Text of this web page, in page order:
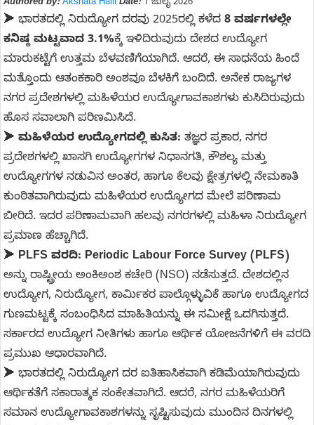
Authored by: Akshata Halli Date:1 ಜುಲೈ 2026
➤ ಭಾರತದಲ್ಲಿ ನಿರುದ್ಯೋಗ ದರವು 2025ರಲ್ಲಿ ಕಳೆದ 8 ವರ್ಷಗಳಲ್ಲೇ
ಕನಿಷ್ಠ ಮಟ್ಟವಾದ 3.1%ಕ್ಕೆ ಇಳಿದಿರುವುದು ದೇಶದ ಉದ್ಯೋಗ
ಮಾರುಕಟ್ಟೆಗೆ ಉತ್ತಮ ಬೆಳವಣಿಗೆಯಾಗಿದೆ. ಆದರೆ, ಈ ಸಾಧನೆಯ ಹಿಂದೆ
ಮತ್ತೊಂದು ಆತಂಕಕಾರಿ ಅಂಶವೂ ಬೆಳಕಿಗೆ ಬಂದಿದೆ. ಅನೇಕ ರಾಜ್ಯಗಳ
ನಗರ ಪ್ರದೇಶಗಳಲ್ಲಿ ಮಹಿಳೆಯರ ಉದ್ಯೋಗಾವಕಾಶಗಳು ಕುಸಿದಿರುವುದು
ಹೊಸ ಸವಾಲಾಗಿ ಪರಿಣಮಿಸಿದೆ.
➤ ಮಹಿಳೆಯರ ಉದ್ಯೋಗದಲ್ಲಿ ಕುಸಿತ: ತಜ್ಞರ ಪ್ರಕಾರ, ನಗರ
ಪ್ರದೇಶಗಳಲ್ಲಿ ಖಾಸಗಿ ಉದ್ಯೋಗಗಳ ನಿಧಾನಗತಿ, ಕೌಶಲ್ಯ ಮತ್ತು
ಉದ್ಯೋಗಗಳ ನಡುವಿನ ಅಂತರ, ಹಾಗೂ ಕೆಲವು ಕ್ಷೇತ್ರಗಳಲ್ಲಿ ನೇಮಕಾತಿ
ಕುಂಠಿತವಾಗಿರುವುದು ಮಹಿಳೆಯರ ಉದ್ಯೋಗದ ಮೇಲೆ ಪರಿಣಾಮ
ಬೀರಿದೆ. ಇದರ ಪರಿಣಾಮವಾಗಿ ಹಲವು ನಗರಗಳಲ್ಲಿ ಮಹಿಳಾ ನಿರುದ್ಯೋಗ
ಪ್ರಮಾಣ ಹೆಚ್ಚಾಗಿದೆ.
➤ PLFS ವರದಿ: Periodic Labour Force Survey (PLFS)
ಅನ್ನು ರಾಷ್ಟ್ರೀಯ ಅಂಕಿಅಂಶ ಕಚೇರಿ (NSO) ನಡೆಸುತ್ತದೆ. ದೇಶದಲ್ಲಿನ
ಉದ್ಯೋಗ, ನಿರುದ್ಯೋಗ, ಕಾರ್ಮಿಕರ ಪಾಲ್ಗೊಳ್ಳುವಿಕೆ ಹಾಗೂ ಉದ್ಯೋಗದ
ಗುಣಮಟ್ಟಕ್ಕೆ ಸಂಬಂಧಿಸಿದ ಮಾಹಿತಿಯನ್ನು ಈ ಸಮೀಕ್ಷೆ ಒದಗಿಸುತ್ತದೆ.
ಸರ್ಕಾರದ ಉದ್ಯೋಗ ನೀತಿಗಳು ಹಾಗೂ ಆರ್ಥಿಕ ಯೋಜನೆಗಳಿಗೆ ಈ ವರದಿ
ಪ್ರಮುಖ ಆಧಾರವಾಗಿದೆ.
➤ ಭಾರತದಲ್ಲಿ ನಿರುದ್ಯೋಗ ದರ ಐತಿಹಾಸಿಕವಾಗಿ ಕಡಿಮೆಯಾಗಿರುವುದು
ಆರ್ಥಿಕತೆಗೆ ಸಕಾರಾತ್ಮಕ ಸಂಕೇತವಾಗಿದೆ. ಆದರೆ, ನಗರ ಮಹಿಳೆಯರಿಗೆ
ಸಮಾನ ಉದ್ಯೋಗಾವಕಾಶಗಳನ್ನು ಸೃಷ್ಟಿಸುವುದು ಮುಂದಿನ ದಿನಗಳಲ್ಲಿ